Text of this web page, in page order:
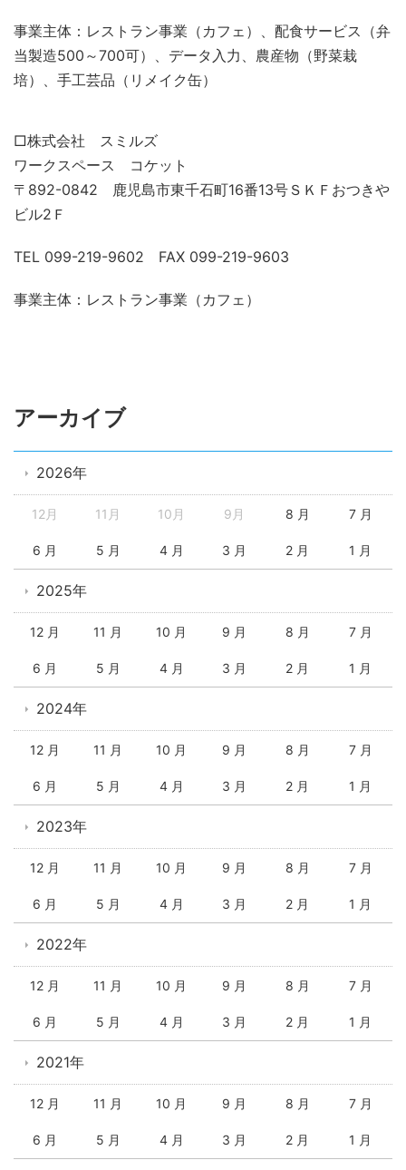
事業主体：レストラン事業（カフェ）、配食サービス（弁
当製造500～700可）、データ入力、農産物（野菜栽
培）、手工芸品（リメイク缶）
□株式会社 スミルズ
ワークスペース コケット
〒892-0842 鹿児島市東千石町16番13号ＳＫＦおつきや
ビル2Ｆ
TEL 099-219-9602 FAX 099-219-9603
事業主体：レストラン事業（カフェ）
アーカイブ
2026年
12月 11月 10月 9月 8 月 7 月
6 月 5 月 4 月 3 月 2 月 1 月
2025年
12 月 11 月 10 月 9 月 8 月 7 月
6 月 5 月 4 月 3 月 2 月 1 月
2024年
12 月 11 月 10 月 9 月 8 月 7 月
6 月 5 月 4 月 3 月 2 月 1 月
2023年
12 月 11 月 10 月 9 月 8 月 7 月
6 月 5 月 4 月 3 月 2 月 1 月
2022年
12 月 11 月 10 月 9 月 8 月 7 月
6 月 5 月 4 月 3 月 2 月 1 月
2021年
12 月 11 月 10 月 9 月 8 月 7 月
6 月 5 月 4 月 3 月 2 月 1 月